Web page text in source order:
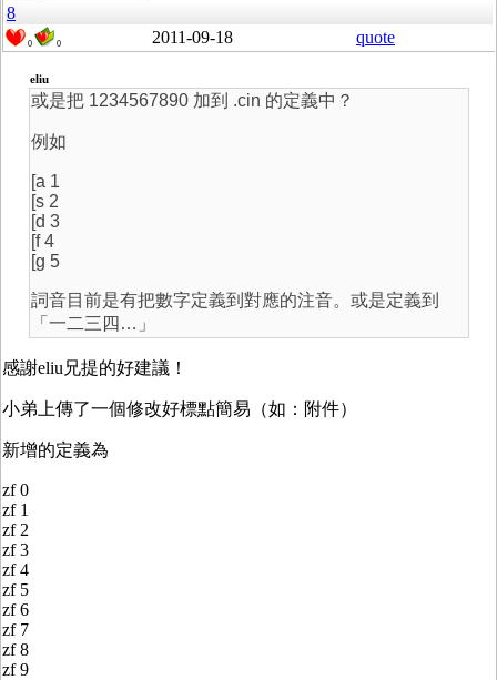
8
0 0 2011-09-18 quote
eliu
或是把 1234567890 加到 .cin 的定義中？
例如
[a 1
[s 2
[d 3
[f 4
[g 5
詞音目前是有把數字定義到對應的注音。或是定義到
「一二三四…」
感謝eliu兄提的好建議！
小弟上傳了一個修改好標點簡易（如：附件）
新增的定義為
zf 0
zf 1
zf 2
zf 3
zf 4
zf 5
zf 6
zf 7
zf 8
zf 9